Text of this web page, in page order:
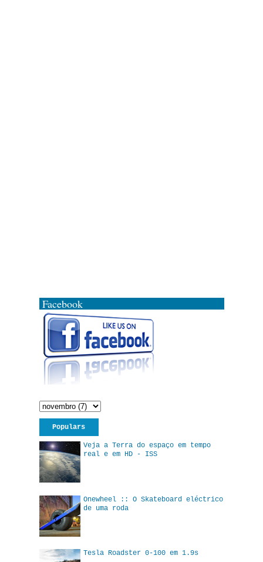
Facebook
Populars
Veja a Terra do espaço em tempo
real e em HD - ISS
Onewheel :: O Skateboard eléctrico
de uma roda
Tesla Roadster 0-100 em 1.9s